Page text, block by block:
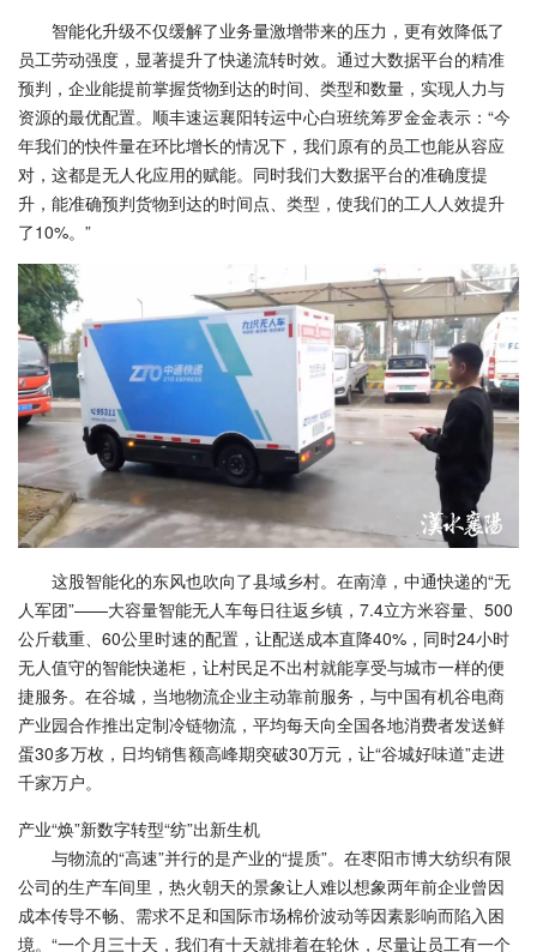
智能化升级不仅缓解了业务量激增带来的压力，更有效降低了
员工劳动强度，显著提升了快递流转时效。通过大数据平台的精准
预判，企业能提前掌握货物到达的时间、类型和数量，实现人力与
资源的最优配置。顺丰速运襄阳转运中心白班统筹罗金金表示：“今
年我们的快件量在环比增长的情况下，我们原有的员工也能从容应
对，这都是无人化应用的赋能。同时我们大数据平台的准确度提
升，能准确预判货物到达的时间点、类型，使我们的工人人效提升
了10%。”
这股智能化的东风也吹向了县域乡村。在南漳，中通快递的“无
人军团”——大容量智能无人车每日往返乡镇，7.4立方米容量、500
公斤载重、60公里时速的配置，让配送成本直降40%，同时24小时
无人值守的智能快递柜，让村民足不出村就能享受与城市一样的便
捷服务。在谷城，当地物流企业主动靠前服务，与中国有机谷电商
产业园合作推出定制冷链物流，平均每天向全国各地消费者发送鲜
蛋30多万枚，日均销售额高峰期突破30万元，让“谷城好味道”走进
千家万户。
产业“焕”新数字转型“纺”出新生机
与物流的“高速”并行的是产业的“提质”。在枣阳市博大纺织有限
公司的生产车间里，热火朝天的景象让人难以想象两年前企业曾因
成本传导不畅、需求不足和国际市场棉价波动等因素影响而陷入困
境。“一个月三十天，我们有十天就排着在轮休，尽量让员工有一个